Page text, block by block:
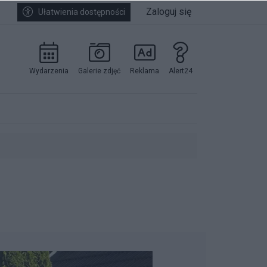
Ułatwienia dostępności Zaloguj się
Wydarzenia Galerie zdjęć Reklama Alert24